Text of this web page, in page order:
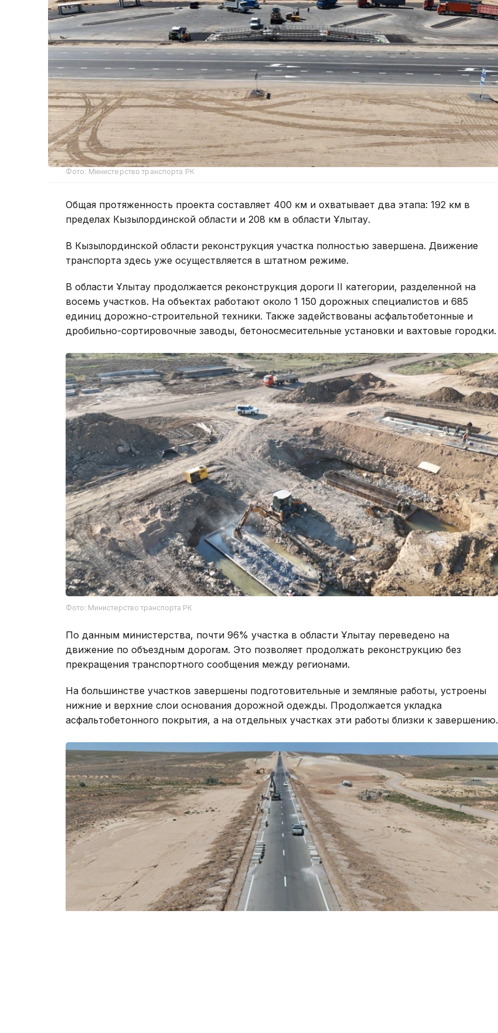
Фото: Министерство транспорта РК
Общая протяженность проекта составляет 400 км и охватывает два этапа: 192 км в
пределах Кызылординской области и 208 км в области Ұлытау.
В Кызылординской области реконструкция участка полностью завершена. Движение
транспорта здесь уже осуществляется в штатном режиме.
В области Ұлытау продолжается реконструкция дороги II категории, разделенной на
восемь участков. На объектах работают около 1 150 дорожных специалистов и 685
единиц дорожно-строительной техники. Также задействованы асфальтобетонные и
дробильно-сортировочные заводы, бетоносмесительные установки и вахтовые городки.
Фото: Министерство транспорта РК
По данным министерства, почти 96% участка в области Ұлытау переведено на
движение по объездным дорогам. Это позволяет продолжать реконструкцию без
прекращения транспортного сообщения между регионами.
На большинстве участков завершены подготовительные и земляные работы, устроены
нижние и верхние слои основания дорожной одежды. Продолжается укладка
асфальтобетонного покрытия, а на отдельных участках эти работы близки к завершению.